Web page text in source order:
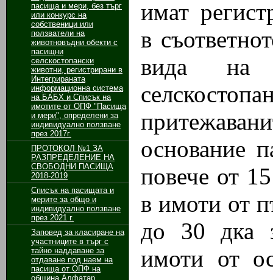
пасища и мери, без търг
или конкурс на
собственици или
ползватели на
животновъдни обекти с
пасищни
селскостопански
животни, регистрирани в
Интегрираната
информационна система
на БАБХ и Списък на
имотите от ОПФ "Пасища
и мери", определени за
индивидуално ползване
през 2017г.
ПРОТОКОЛ №1 ЗА
РАЗПРЕДЕЛЕНИЕ НА
СВОБОДНИ ПАСИЩА
2018-2019
Списък на пасищата и
мерите за общо и
индивидуално ползване
през 2021 г.
Заповед за класиране на
участниците в търг с
тайно наддаване за
отдаване под наем на
пасища от ОПФ на
община Алфатар
имат
в
вида на
основание
повече от
в имоти от
до 30 дка
имоти от